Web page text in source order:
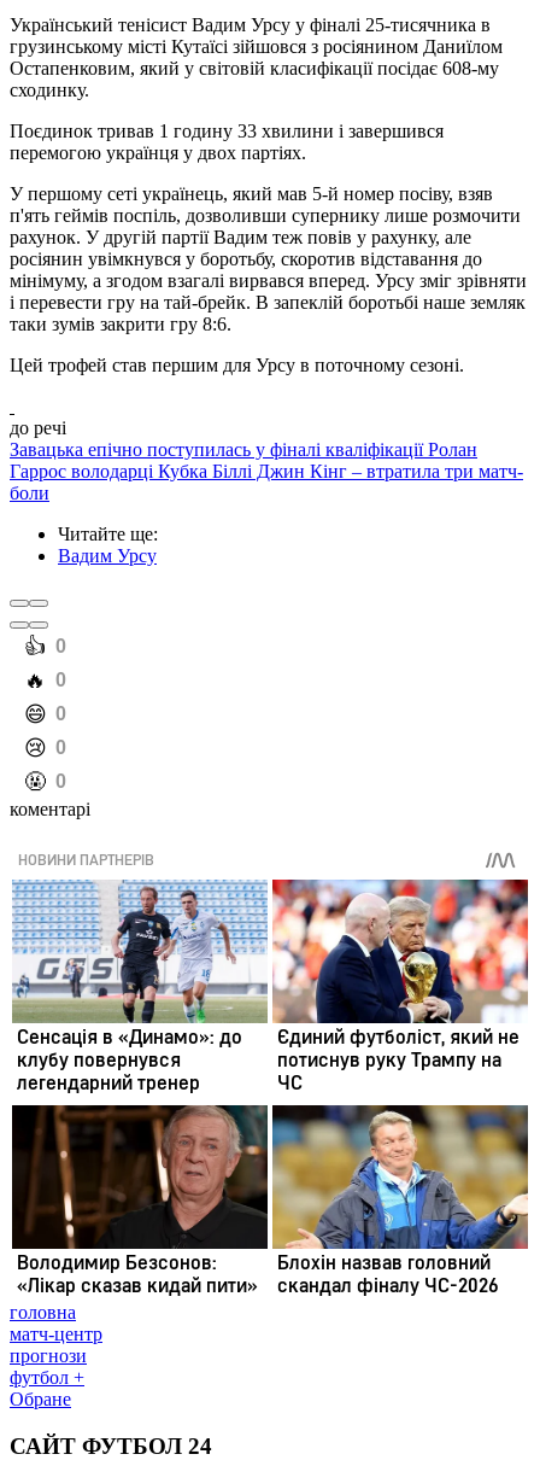
Український тенісист Вадим Урсу у фіналі 25-тисячника в
грузинському місті Кутаїсі зійшовся з росіянином Даниїлом
Остапенковим, який у світовій класифікації посідає 608-му
сходинку.
Поєдинок тривав 1 годину 33 хвилини і завершився
перемогою українця у двох партіях.
У першому сеті українець, який мав 5-й номер посіву, взяв
п'ять геймів поспіль, дозволивши супернику лише розмочити
рахунок. У другій партії Вадим теж повів у рахунку, але
росіянин увімкнувся у боротьбу, скоротив відставання до
мінімуму, а згодом взагалі вирвався вперед. Урсу зміг зрівняти
і перевести гру на тай-брейк. В запеклій боротьбі наше земляк
таки зумів закрити гру 8:6.
Цей трофей став першим для Урсу в поточному сезоні.
до речі
Завацька епічно поступилась у фіналі кваліфікації Ролан
Гаррос володарці Кубка Біллі Джин Кінг – втратила три матч-
боли
Читайте ще:
Вадим Урсу
️👍 0
️🔥 0
️😄 0
️😢 0
️🤬 0
коментарі
головна
матч-центр
прогнози
футбол +
Обране
САЙТ ФУТБОЛ 24